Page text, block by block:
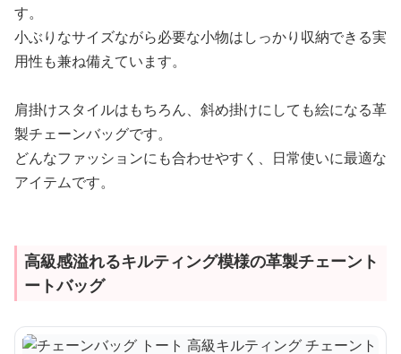
す。
小ぶりなサイズながら必要な小物はしっかり収納できる実
用性も兼ね備えています。
肩掛けスタイルはもちろん、斜め掛けにしても絵になる革
製チェーンバッグです。
どんなファッションにも合わせやすく、日常使いに最適な
アイテムです。
高級感溢れるキルティング模様の革製チェーント
ートバッグ